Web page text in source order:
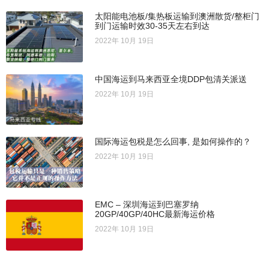
太阳能电池板/集热板运输到澳洲散货/整柜门
到门运输时效30-35天左右到达
2022年 10月 19日
中国海运到马来西亚全境DDP包清关派送
2022年 10月 19日
国际海运包税是怎么回事, 是如何操作的？
2022年 10月 19日
EMC – 深圳海运到巴塞罗纳
20GP/40GP/40HC最新海运价格
2022年 10月 19日